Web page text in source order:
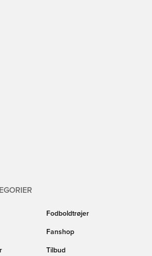
Fodboldtrøjer
Fanshop
Tilbud